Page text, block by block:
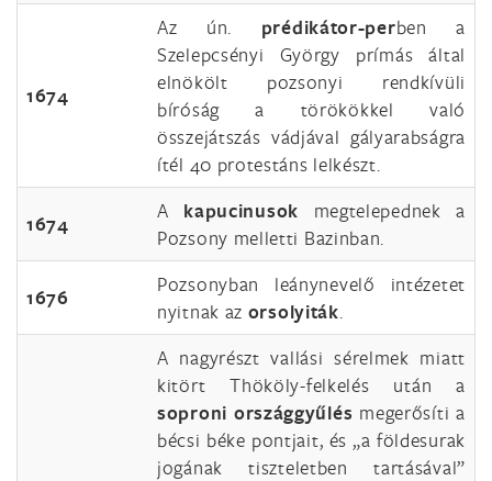
1674
Az ún. prédikátor-perben a
Szelepcsényi György prímás által
elnökölt pozsonyi rendkívüli
bíróság a törökökkel való
összejátszás vádjával gályarabságra
ítél 40 protestáns lelkészt.
1674
A kapucinusok megtelepednek a
Pozsony melletti Bazinban.
1676
Pozsonyban leánynevelő intézetet
nyitnak az orsolyiták.
A nagyrészt vallási sérelmek miatt
kitört Thököly-felkelés után a
soproni országgyűlés megerősíti a
bécsi béke pontjait, és „a földesurak
jogának tiszteletben tartásával”